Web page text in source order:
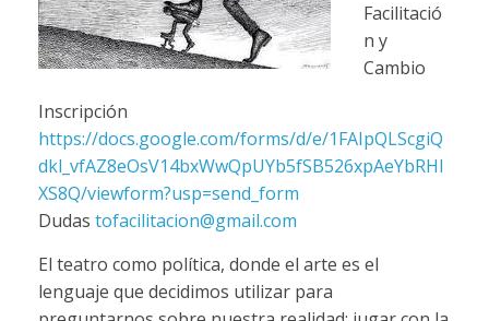
Facilitació
n y
Cambio
Inscripción
https://docs.google.com/forms/d/e/1FAIpQLScgiQ
dkl_vfAZ8eOsV14bxWwQpUYb5fSB526xpAeYbRHI
XS8Q/viewform?usp=send_form
Dudas tofacilitacion@gmail.com
El teatro como política, donde el arte es el
lenguaje que decidimos utilizar para